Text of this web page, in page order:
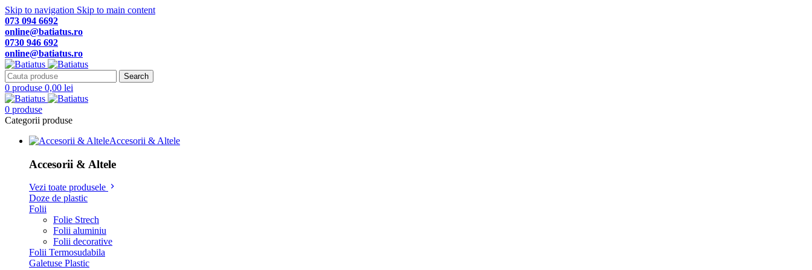
Skip to navigation Skip to main content
073 094 6692
online@batiatus.ro
0730 946 692
online@batiatus.ro
Search
0 produse 0,00 lei
0 produse
Categorii produse
Accesorii & Altele
Accesorii & Altele
Vezi toate produsele
Doze de plastic
Folii
Folie Strech
Folii aluminiu
Folii decorative
Folii Termosudabila
Galetuse Plastic